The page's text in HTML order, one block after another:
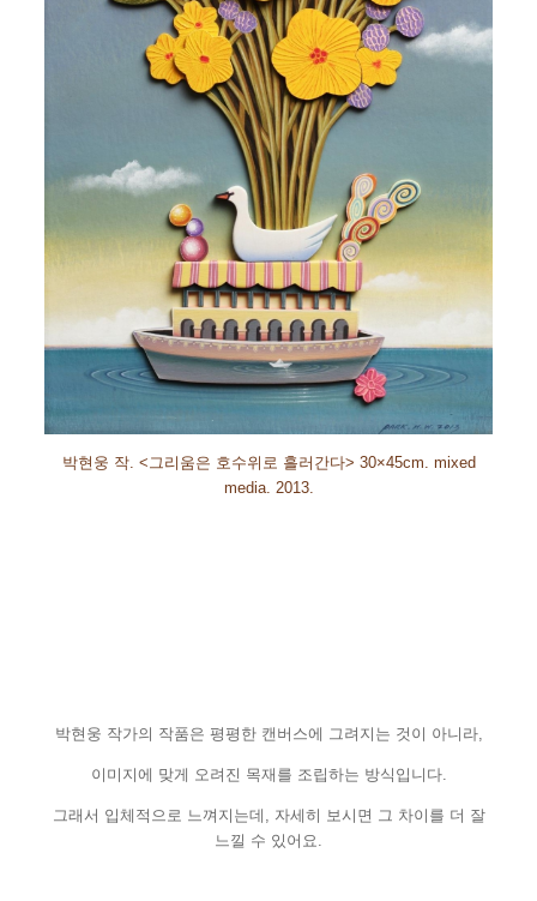
박현웅 작. < 그리움은 호수위로 흘러간다> 30×45cm. mixed
media. 2013.
박현웅 작가의 작품은 평평한 캔버스에 그려지는 것이 아니라,
이미지에 맞게 오려진 목재를 조립하는 방식입니다.
그래서 입체적으로 느껴지는데 , 자세히 보시면 그 차이를 더 잘
느낄 수 있어요.